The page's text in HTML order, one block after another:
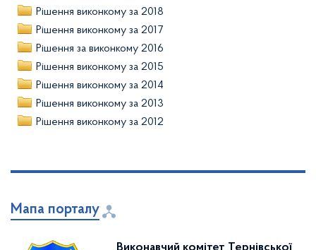
Рішення виконкому за 2018
Рішення виконкому за 2017
Рішення за виконкому 2016
Рішення виконкому за 2015
Рішення виконкому за 2014
Рішення виконкому за 2013
Рішення виконкому за 2012
Мапа порталу